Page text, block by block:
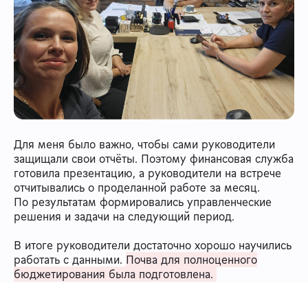
Для меня было важно, чтобы сами руководители
защищали свои отчёты. Поэтому финансовая служба
готовила презентацию, а руководители на встрече
отчитывались о проделанной работе за месяц.
По результатам формировались управленческие
решения и задачи на следующий период.
В итоге руководители достаточно хорошо научились
работать с данными. Почва для полноценного
бюджетирования была подготовлена.